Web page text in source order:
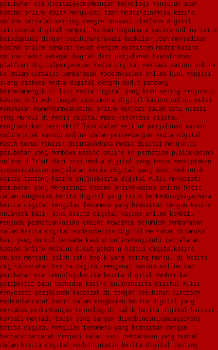
perubahan era digitalperkembangan teknologi mengubah arah
kasino online dalam mengikuti tren moderndinamika kasino
online berjalan seiring dengan inovasi platform digital
terkiniera digital memperlihatkan bagaimana kasino online terus
beradaptasi dengan perubahaninovasi berkelanjutan menjadikan
kasino online semakin dekat dengan ekosistem modernkasino
online hadir sebagai bagian dari perjalanan transformasi
platform digitalpergeseran media digital membawa kasino online
ke dalam berbagai pembahasan modernkasino online kini mengisi
ruang diskusi media digital dengan sudut pandang
berbedamengikuti laju media digital yang kian sering menyoroti
kasino onlinedi tengah arus media digital kasino online mulai
menemukan momentumnyakasino online menjadi salah satu narasi
yang muncul di media digital masa kinimedia digital
menghadirkan perspektif lain dalam melihat perjalanan kasino
onlinejejak kasino online dalam perkembangan media digital
masih terus menarik disimakketika media digital mengikuti
perubahan yang membawa kasino online ke perhatian publikkasino
online dilihat dari sisi media digital yang terus menciptakan
inovasicatatan perjalanan media digital yang ikut membentuk
narasi tentang kasino onlineberita digital mulai menyoroti
perubahan yang mengiringi kasino onlinekasino online hadir
dalam rangkaian berita digital yang terus berkembangbagaimana
berita digital mengulas fenomena yang berkaitan dengan kasino
onlinedi balik arus berita digital kasino online kembali
menjadi perhatiankasino online mewarnai sejumlah pembahasan
dalam berita digital modernberita digital mencatat dinamika
baru yang muncul bersama kasino onlinemengikuti perjalanan
kasino online melalui sudut pandang berita digitalkasino
online menjadi salah satu topik yang sering muncul di berita
digitalcatatan berita digital mengenai kasino online dan
perubahan era teknologiketika berita digital memberikan
perspektif baru terhadap kasino onlineberita digital mulai
menyoroti perjalanan baccarat di tengah perubahan platform
modernbaccarat hadir dalam rangkaian berita digital yang
membahas perkembangan teknologidi balik berita digital baccarat
kembali menjadi topik yang banyak diperbincangkanbagaimana
berita digital mengulas fenomena yang berkaitan dengan
baccaratbaccarat menjadi salah satu pembahasan yang muncul
dalam berita digital moderncatatan berita digital tentang